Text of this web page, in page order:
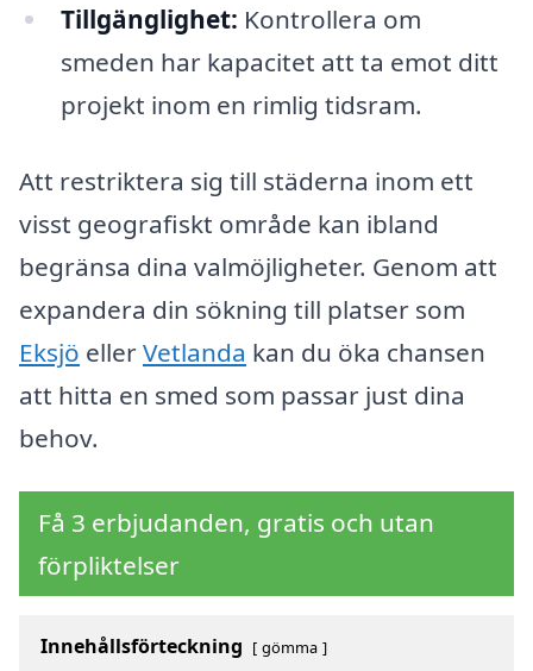
Tillgänglighet: Kontrollera om
smeden har kapacitet att ta emot ditt
projekt inom en rimlig tidsram.
Att restriktera sig till städerna inom ett
visst geografiskt område kan ibland
begränsa dina valmöjligheter. Genom att
expandera din sökning till platser som
Eksjö ellerVetlanda kan du öka chansen
att hitta en smed som passar just dina
behov.
Få 3 erbjudanden, gratis och utan
förpliktelser
Innehållsförteckning gömma